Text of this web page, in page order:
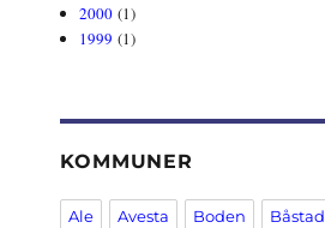
2000(1)
1999 (1)
KOMMUNER
Ale Avesta Boden Båstad